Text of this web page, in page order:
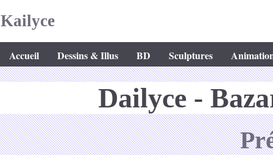
Kailyce
Accueil Dessins & Illus BD Sculptures
Dailyce -